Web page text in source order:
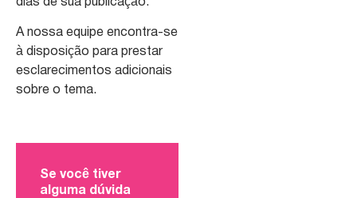
A nossa equipe encontra-se
à disposição para prestar
esclarecimentos adicionais
sobre o tema.
Se você tiver
alguma dúvida